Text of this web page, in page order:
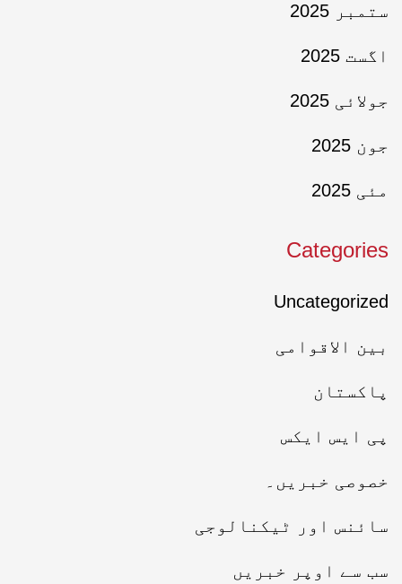
ستمبر 2025
اگست 2025
جولائی 2025
جون 2025
مئی 2025
Categories
Uncategorized
بین الاقوامی
پاکستان
پی ایس ایکس
خصوصی خبریں۔
سائنس اور ٹیکنالوجی
سب سے اوپر خبریں